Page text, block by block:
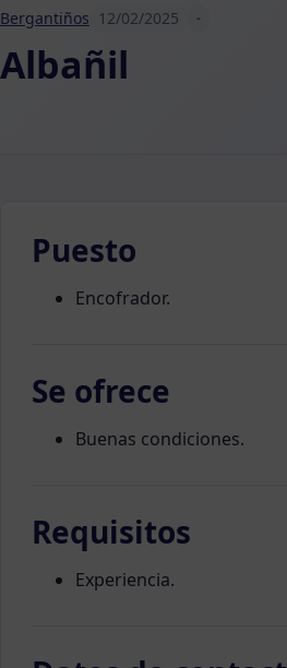
Bergantiños 12/02/2025 -
Albañil
Puesto
Encofrador.
Se ofrece
Buenas condiciones.
Requisitos
Experiencia.